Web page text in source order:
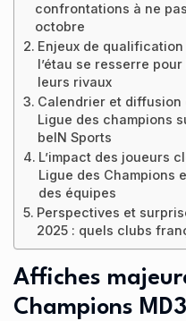
confrontations à ne
octobre
Enjeux de
l’étau se resserre
leurs rivaux
Calendrier et diffusion
Ligue des champions
beIN Sports
L’impact des joueurs
Ligue des Champions
des équipes
Perspectives et
2025 : quels clubs
Affiches
Champions